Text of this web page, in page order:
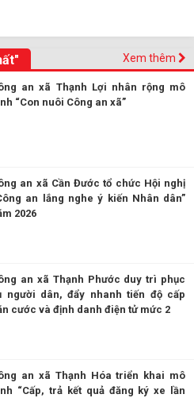
Xem thêm
an xã Thạnh Lợi nhân rộng mô
“Con nuôi Công an xã”
an xã Cần Đước tổ chức Hội nghị
an lắng nghe ý kiến Nhân dân”
2026
an xã Thạnh Phước duy trì phục
người dân, đẩy nhanh tiến độ cấp
cước và định danh điện tử mức 2
an xã Thạnh Hóa triển khai mô
“Cấp, trả kết quả đăng ký xe lần